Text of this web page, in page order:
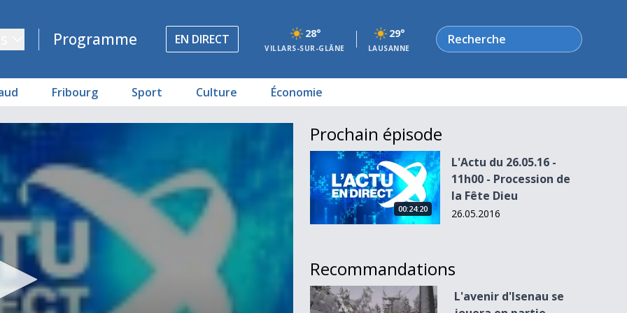
Programme EN DIRECT 28°
VILLARS-SUR-GLÂNE
29°
LAUSANNE
Rechercher
Fribourg Sport Culture Économie
Prochain épisode
L&#039;Actu du 26.05.16 - 11h00 - Procession de la Fête Dieu
00:24:20
L'Actu du 26.05.16 -
11h00 - Procession de
la Fête Dieu
26.05.2016
Recommandations
L&#039;avenir d&#039;Isenau se jouera en partie vendredi
L'avenir d'Isenau se